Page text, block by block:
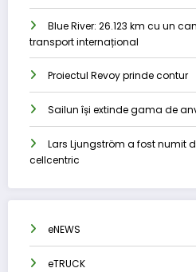
Blue River: 26.123 km cu un
transport internațional
Proiectul Revoy prinde contur
Sailun își extinde gama de
Lars Ljungström a fost numit
cellcentric
eNEWS
eTRUCK